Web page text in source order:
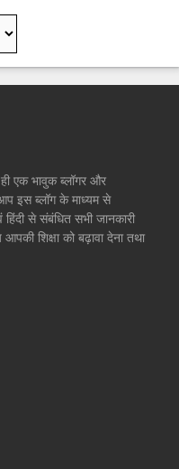
एक भावुक ब्लॉगर और
ब्लॉग के माध्यम से
से संबंधित सभी जानकारी
शिक्षा को बढ़ावा देना तथा